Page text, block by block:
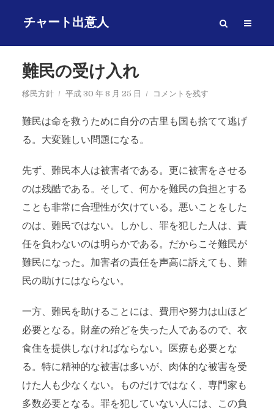
チャート出意人
難民の受け入れ
移民方針 平成 30 年 8 月 25 日 コメントを残す
難民は命を救うために自分の古里も国も捨てて逃げ
る。大変難しい問題になる。
先ず、難民本人は被害者である。更に被害をさせる
のは残酷である。そして、何かを難民の負担とする
ことも非常に合理性が欠けている。悪いことをした
のは、難民ではない。しかし、罪を犯した人は、責
任を負わないのは明らかである。だからこそ難民が
難民になった。加害者の責任を声高に訴えても、難
民の助けにはならない。
一方、難民を助けることには、費用や努力は山ほど
必要となる。財産の殆どを失った人であるので、衣
食住を提供しなければならない。医療も必要とな
る。特に精神的な被害は多いが、肉体的な被害を受
けた人も少なくない。ものだけではなく、専門家も
多数必要となる。罪を犯していない人には、この負